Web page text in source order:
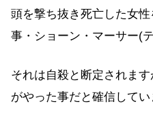
頭を撃ち抜き死亡した女
事・ショーン・マーサー(
それは自殺と断定されま
がやった事だと確信してい